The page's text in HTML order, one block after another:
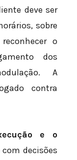
deve ser
sobre
o
dos
A
contra
e o
decisões